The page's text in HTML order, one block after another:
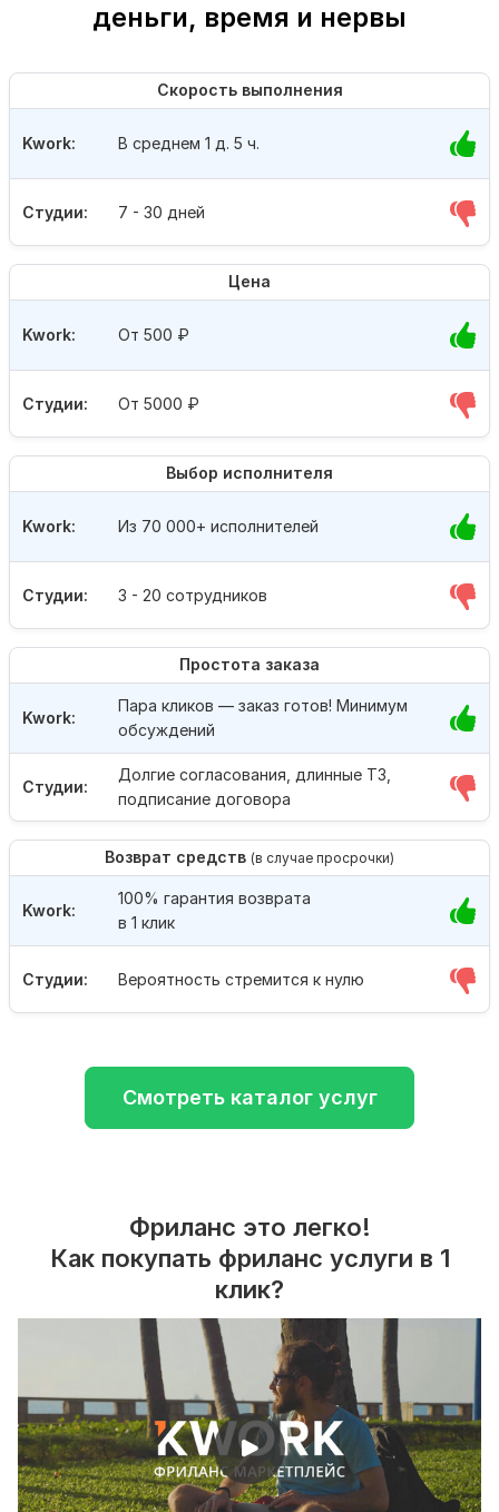
деньги, время и нервы
Скорость выполнения
Студии: 7 - 30 дней
Kwork: В среднем 1 д. 5 ч.
Цена
Студии: От 5000 ₽
Kwork: От 500 ₽
Выбор исполнителя
Студии: 3 - 20 сотрудников
Kwork: Из 70 000+ исполнителей
Простота заказа
Студии:
Долгие согласования, длинные ТЗ,
подписание договора
Kwork:
Пара кликов — заказ готов! Минимум
обсуждений
Возврат средств (в случае просрочки)
Студии: Вероятность стремится к нулю
Kwork:
100% гарантия возврата
в 1 клик
Смотреть каталог услуг
Фриланс это легко!
Как покупать фриланс услуги в 1
клик?